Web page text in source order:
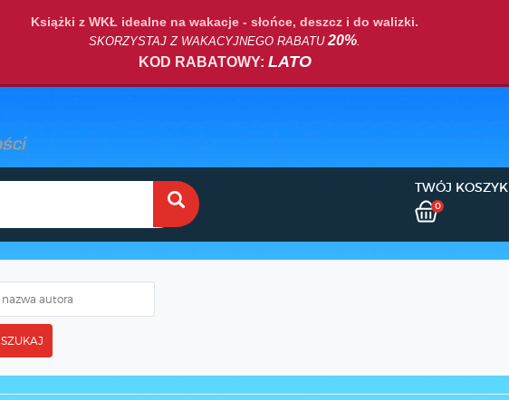
Książki z WKŁ idealne na wakacje - słońce, deszcz i do walizki.
SKORZYSTAJ Z WAKACYJNEGO RABATU20%.
KOD RABATOWY: LATO
TWÓJ KOSZYK
0
SZUKAJ